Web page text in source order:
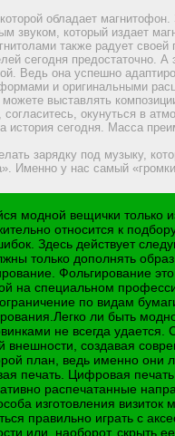
обладает
звуком, который издает
также радует
сегодня предостаточно.
Ведь она успешно
и оригинальными
выставлять
согласитесь, окунуться в
история сегодня. Масса
зарядку под музыку,
Именно у нас самый
модной вещички только
относится к
Здесь действует
только дополнять
Фольгирование
на специальном
по видам
ли быть
не всегда
внешности, создавая
план, ведь именно
печать. Цифровая
распечатанные
изготовления
правильно играть с
или, наоборот, скрыть